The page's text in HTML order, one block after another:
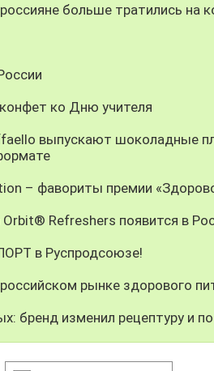
больше тратились на
ко Дню учителя
выпускают шоколадные
– фавориты премии
Refreshers появится в
в Руспродсоюзе!
рынке здорового
бренд изменил рецептуру и